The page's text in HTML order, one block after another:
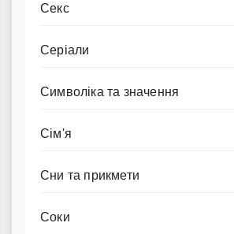
Секс
Серіали
Символіка та значення
Сім'я
Сни та прикмети
Соки